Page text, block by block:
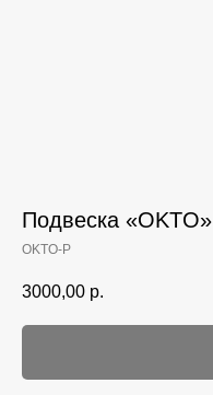
Подвеска «OKTO»
OKTO-P
3000,00 р.